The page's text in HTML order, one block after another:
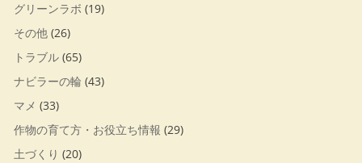
グリーンラボ (19)
その他 (26)
トラブル (65)
ナビラーの輪 (43)
マメ (33)
作物の育て方・お役立ち情報 (29)
土づくり (20)